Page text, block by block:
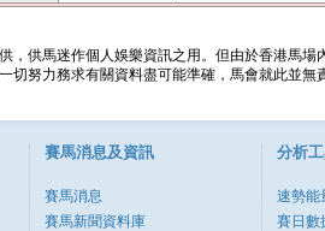
，供馬迷作個人娛樂資訊之用。但由於香港馬
切努力務求有關資料盡可能準確，馬會就此並
賽馬消息及資訊
賽馬消息
賽馬新聞資料庫
分析
速勢能
賽日數